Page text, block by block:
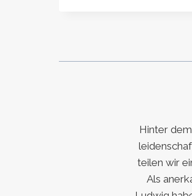
Hinter
teilen wir
Als